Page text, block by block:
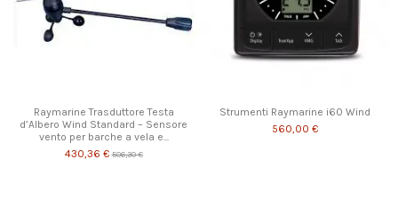
Raymarine Trasduttore Testa
d’Albero Wind Standard – Sensore
vento per barche a vela e...
430,36 €506,30 €
Strumenti Raymarine i60 Wind
560,00 €